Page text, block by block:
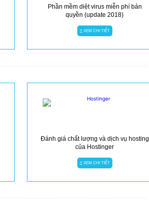
Phần mềm diệt virus miễn phí bản
quyền (update 2018)
XEM CHI TIẾT
Đánh giá chất lượng và dịch vụ hosting
của Hostinger
XEM CHI TIẾT